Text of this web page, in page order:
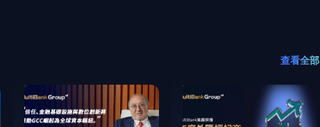
查看全部